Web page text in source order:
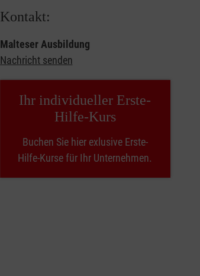
Kontakt:
Malteser Ausbildung
Nachricht senden
Ihr individueller Erste-
Hilfe-Kurs
Buchen Sie hier exlusive Erste-
Hilfe-Kurse für Ihr Unternehmen.